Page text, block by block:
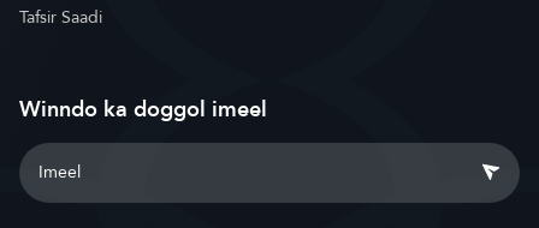
Tafsir Saadi
Winndo ka doggol imeel